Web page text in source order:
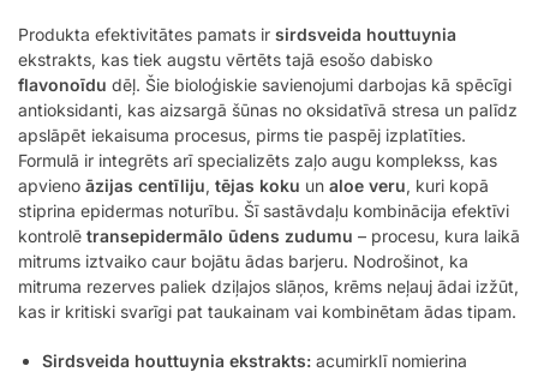
Produkta efektivitātes pamats ir sirdsveida houttuynia
ekstrakts, kas tiek augstu vērtēts tajā esošo dabisko
flavonoīdu dēļ. Šie bioloģiskie savienojumi darbojas kā spēcīgi
antioksidanti, kas aizsargā šūnas no oksidatīvā stresa un palīdz
apslāpēt iekaisuma procesus, pirms tie paspēj izplatīties.
Formulā ir integrēts arī specializēts zaļo augu komplekss, kas
apvieno āzijas centīliju, tējas koku un aloe veru, kuri kopā
stiprina epidermas noturību. Šī sastāvdaļu kombinācija efektīvi
kontrolē transepidermālo ūdens zudumu – procesu, kura laikā
mitrums iztvaiko caur bojātu ādas barjeru. Nodrošinot, ka
mitruma rezerves paliek dziļajos slāņos, krēms neļauj ādai izžūt,
kas ir kritiski svarīgi pat taukainam vai kombinētam ādas tipam.
Sirdsveida houttuynia ekstrakts: acumirklī nomierina